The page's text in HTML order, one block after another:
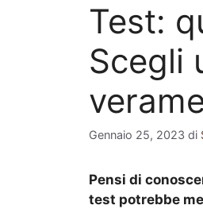
Test:
Scegli
Gennaio 25, 2023 di
Pensi di
test potrebbe